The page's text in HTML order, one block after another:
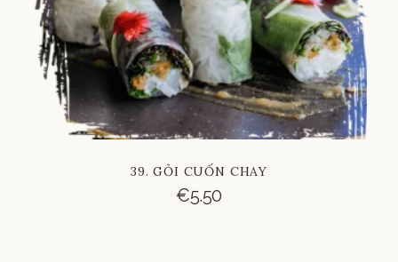
39. GỎI CUỐN CHAY
€5.50
Vietnamese
Russian